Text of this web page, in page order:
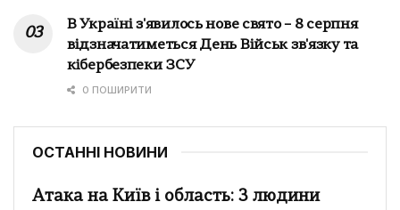
В Україні з'явилось нове свято – 8 серпня
відзначатиметься День Військ зв'язку та
кібербезпеки ЗСУ
0 ПОШИРИТИ
ОСТАННІ НОВИНИ
Атака на Київ і область: 3 людини